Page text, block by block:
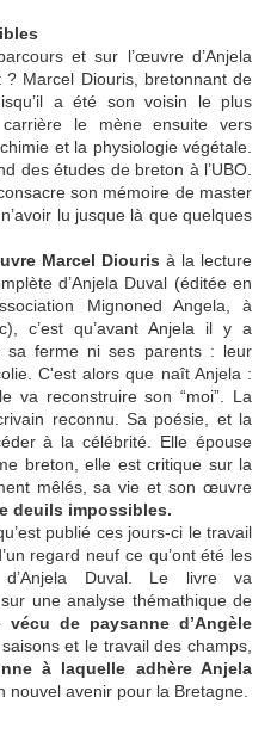
et sur l’œuvre d’Anjela
Marcel Diouris, bretonnant de
a été son voisin le plus
le mène ensuite vers
et la physiologie végétale.
des études de breton à l’UBO.
son mémoire de master
lu jusque là que quelques
Marcel Diouris à la lecture
d’Anjela Duval (éditée en
Mignoned Angela, à
c’est qu’avant Anjela il y a
ferme ni ses parents : leur
C'est alors que naît Anjela :
va reconstruire son “moi”. La
reconnu. Sa poésie, et la
à la célébrité. Elle épouse
breton, elle est critique sur la
mêlés, sa vie et son œuvre
deuils impossibles.
publié ces jours-ci le travail
regard neuf ce qu’ont été les
d’Anjela Duval. Le livre va
une analyse thémathique de
vécu de paysanne d’Angèle
et le travail des champs,
à laquelle adhère Anjela
nouvel avenir pour la Bretagne.